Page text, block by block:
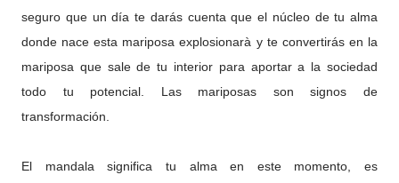
seguro que un día te darás cuenta que el núcleo de tu alma
donde nace esta mariposa explosionarà y te convertirás en la
mariposa que sale de tu interior para aportar a la sociedad
todo tu potencial. Las mariposas son signos de
transformación.
El mandala significa tu alma en este momento, es